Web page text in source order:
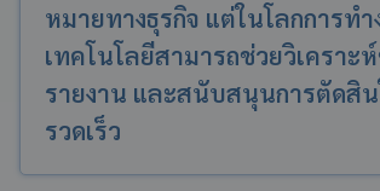
หมายทางธุรกิจ แต่ในโลกการท
เทคโนโลยีสามารถช่วยวิเคราะ
รายงาน และสนับสนุนการตัดสิน
รวดเร็ว